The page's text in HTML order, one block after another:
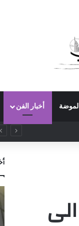
أخبار الفن